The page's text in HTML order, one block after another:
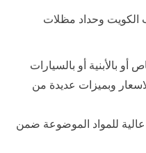
الكويت وحداد مظلات
بالأبنية أو بالسيارات
وبميزات عديدة من
للمواد الموضوعة ضمن